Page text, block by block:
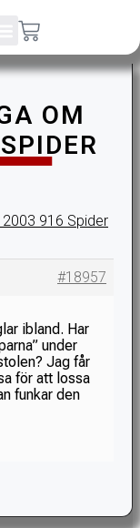
OM
916 Spider
#18957
ibland. Har
under
Jag får
för att lossa
funkar den